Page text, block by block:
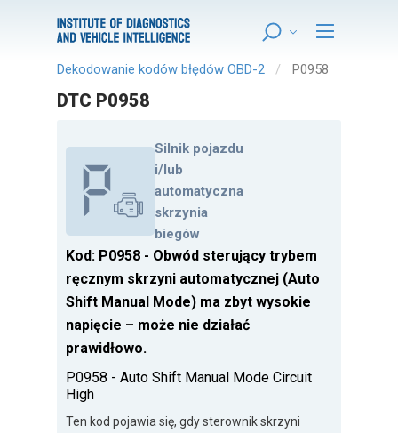
Dekodowanie kodów błędów OBD-2 P0958
DTC P0958
Silnik pojazdu
i/lub
automatyczna
skrzynia
biegów
Kod: P0958 - Obwód sterujący trybem
ręcznym skrzyni automatycznej (Auto
Shift Manual Mode) ma zbyt wysokie
napięcie – może nie działać
prawidłowo.
P0958 - Auto Shift Manual Mode Circuit
High
Ten kod pojawia się, gdy sterownik skrzyni